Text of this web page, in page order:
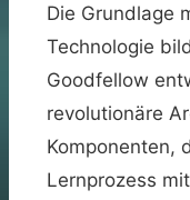
Die Grundlage
Technologie
Goodfellow
revolutionäre
Komponenten,
Lernprozess